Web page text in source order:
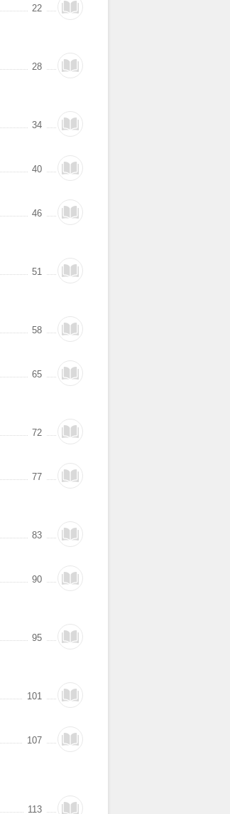
22
28
34
40
46
51
58
65
72
77
83
90
95
101
107
113